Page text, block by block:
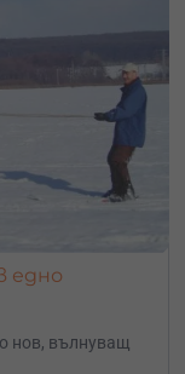
едно
нов, вълнуващ